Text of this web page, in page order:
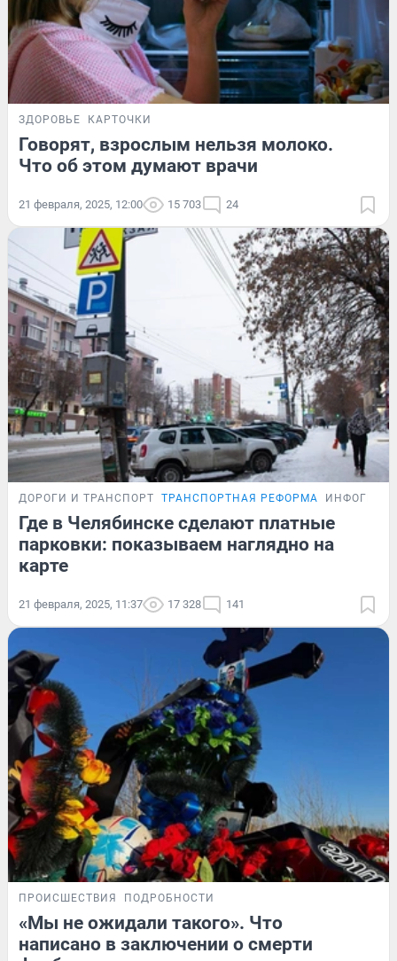
ЗДОРОВЬЕ КАРТОЧКИ
Говорят, взрослым нельзя молоко.
Что об этом думают врачи
21 февраля, 2025, 12:00 15 703 24
ДОРОГИ И ТРАНСПОРТ ТРАНСПОРТНАЯ РЕФОРМА
Где в Челябинске сделают платные
парковки: показываем наглядно на
карте
21 февраля, 2025, 11:37 17 328 141
ПРОИСШЕСТВИЯ ПОДРОБНОСТИ
«Мы не ожидали такого». Что
написано в заключении о смерти